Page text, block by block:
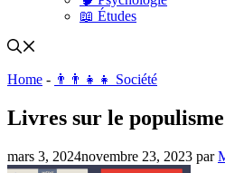
📖 Études
Home - 👨‍👨‍👧‍👧 Société
Livres sur le
mars 3, 2024novembre 23, 2023 par